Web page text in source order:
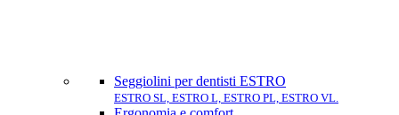
Seggiolini per dentisti ESTRO
ESTRO SL, ESTRO L, ESTRO PL, ESTRO VL.